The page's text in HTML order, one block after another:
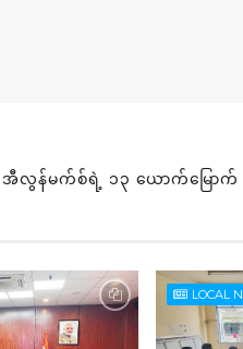
အီလွန်မက်စ်ရဲ့ ၁၃ ယောက်မြော
LOCAL